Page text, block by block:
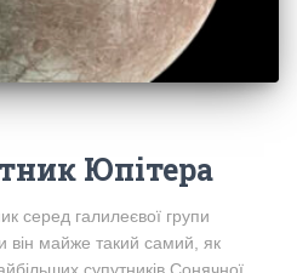
Юпітера
серед галилеєвої групи
він майже такий самий, як
супутників Сонячної